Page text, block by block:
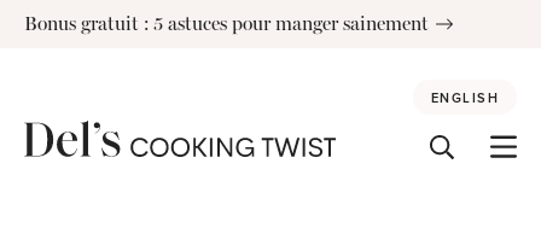
SkipBonus gratuit : 5 astuces pour manger sainement
ENGLISH